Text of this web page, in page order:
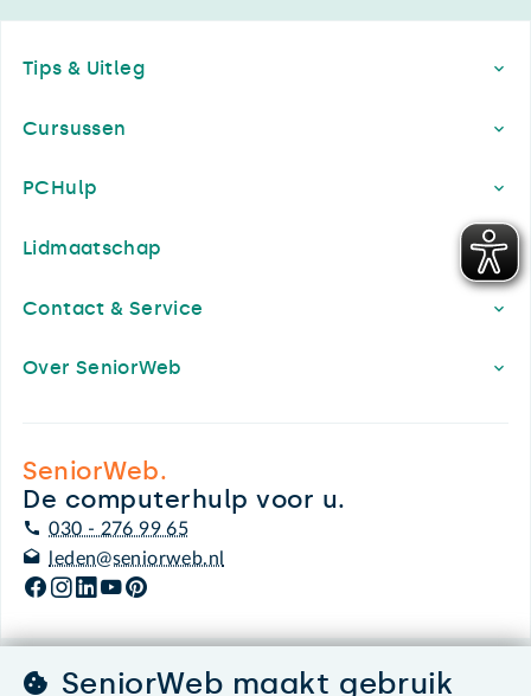
Tips & Uitleg
Cursussen
PCHulp
Lidmaatschap
Contact & Service
Over SeniorWeb
SeniorWeb.
De computerhulp voor u.
030 - 276 99 65
leden@seniorweb.nl
©2026 SeniorWeb
SeniorWeb maakt gebruik